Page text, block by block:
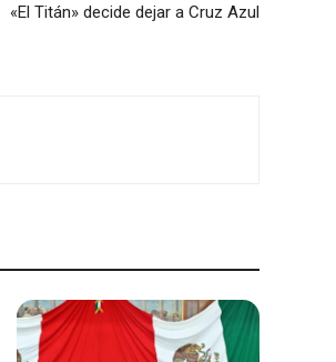
«El Titán» decide dejar a Cruz Azul